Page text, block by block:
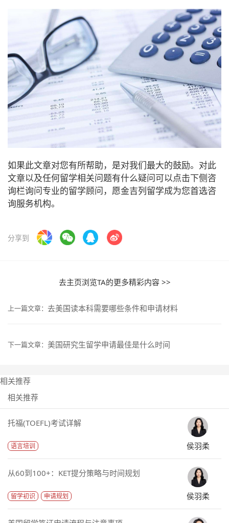
如果此文章对您有所帮助，是对我们最大的鼓励。对此
文章以及任何留学相关问题有什么疑问可以点击下侧咨
询栏询问专业的留学顾问，愿金吉列留学成为您首选咨
询服务机构。
分享到
去主页浏览TA的更多精彩内容 >>
上一篇文章： 去美国读本科需要哪些条件和申请材料
下一篇文章： 美国研究生留学申请最佳是什么时间
相关推荐
相关推荐
托福(TOEFL)考试详解
语言培训 侯羽柔
从60到100+：KET提分策略与时间规划
留学初识 申请规划 侯羽柔